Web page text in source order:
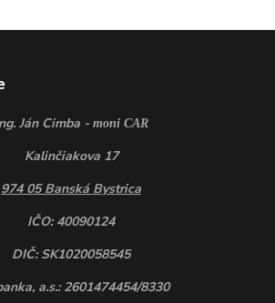
Ján Cimba - moni CAR
Kalinčiakova 17
974 05 Banská Bystrica
IČO: 40090124
DIČ: SK1020058545
a.s.: 2601474454/8330